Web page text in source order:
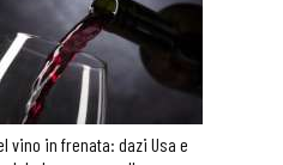
vino in frenata: dazi Usa e